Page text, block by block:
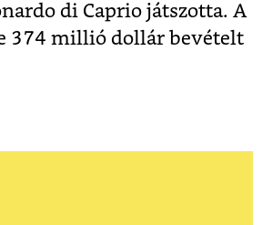
di Caprio játszotta. A
374 millió dollár bevételt